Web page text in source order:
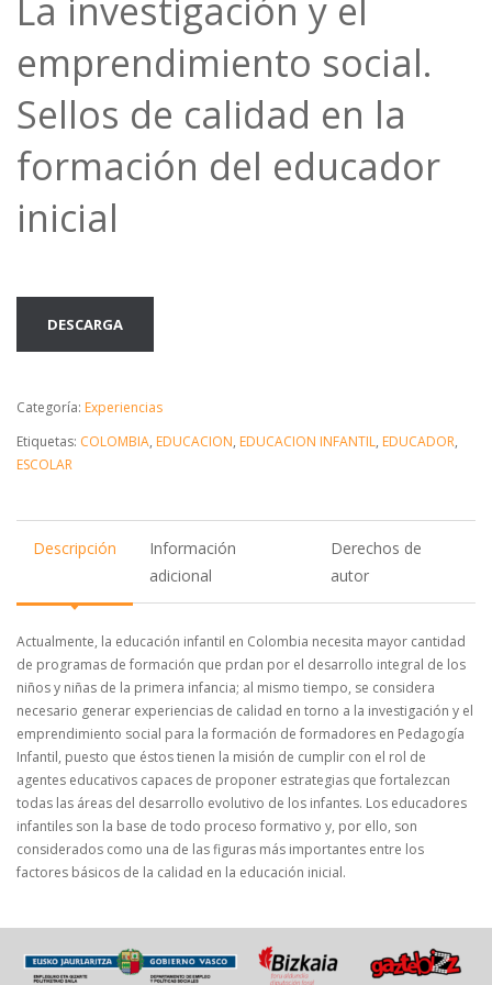
La investigación y el
emprendimiento social.
Sellos de calidad en la
formación del educador
inicial
DESCARGA
Categoría: Experiencias
Etiquetas: COLOMBIA, EDUCACION, EDUCACION INFANTIL, EDUCADOR,
ESCOLAR
Descripción
Información
adicional
Derechos de
autor
Actualmente, la educación infantil en Colombia necesita mayor cantidad
de programas de formación que prdan por el desarrollo integral de los
niños y niñas de la primera infancia; al mismo tiempo, se considera
necesario generar experiencias de calidad en torno a la investigación y el
emprendimiento social para la formación de formadores en Pedagogía
Infantil, puesto que éstos tienen la misión de cumplir con el rol de
agentes educativos capaces de proponer estrategias que fortalezcan
todas las áreas del desarrollo evolutivo de los infantes. Los educadores
infantiles son la base de todo proceso formativo y, por ello, son
considerados como una de las figuras más importantes entre los
factores básicos de la calidad en la educación inicial.